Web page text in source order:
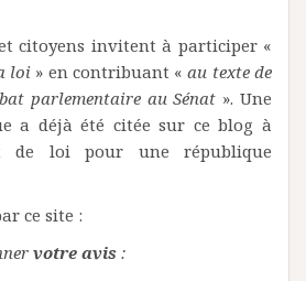
citoyens invitent à participer «
loi » en contribuant «au texte de
parlementaire au Sénat ». Une
a déjà été citée sur ce blog à
de loi pour une république
ce site :
votre avis :